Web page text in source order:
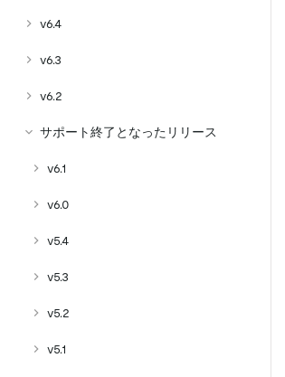
v6.4
v6.3
v6.2
サポート終了となったリリース
v6.1
v6.0
v5.4
v5.3
v5.2
v5.1